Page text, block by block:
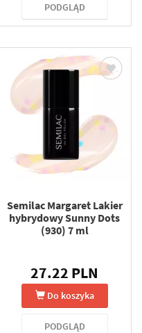
PODGLĄD
Semilac Margaret Lakier
hybrydowy Sunny Dots
(930) 7 ml
27.22 PLN
Do koszyka
PODGLĄD